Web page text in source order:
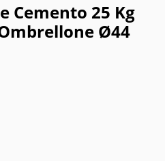
Cemento 25 Kg
Ø44